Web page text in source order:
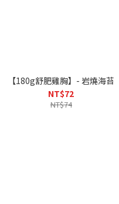
【180g舒肥雞胸】- 岩燒海苔
NT$72
NT$74